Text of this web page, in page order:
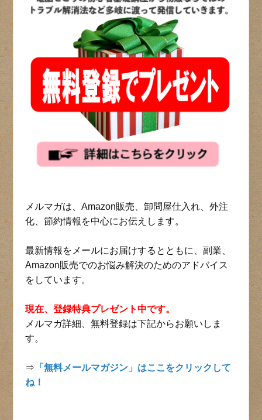
メルマガは、Amazon販売、卸問屋仕入れ、外注
化、節約情報を中心にお伝えします。
最新情報をメールにお届けするとともに、副業、
Amazon販売でのお悩み解決のためのアドバイス
をしています。
現在、登録特典プレゼント中です。
メルマガ詳細、無料登録は下記からお願いしま
す。
⇒ 「無料メールマガジン」はここをクリックして
ね！